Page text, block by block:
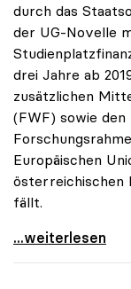
durch das
der UG-Novelle
drei Jahre ab
zusätzlichen
(FWF) sowie den
Europäischen
österreichischen
fällt.
...weiterlesen